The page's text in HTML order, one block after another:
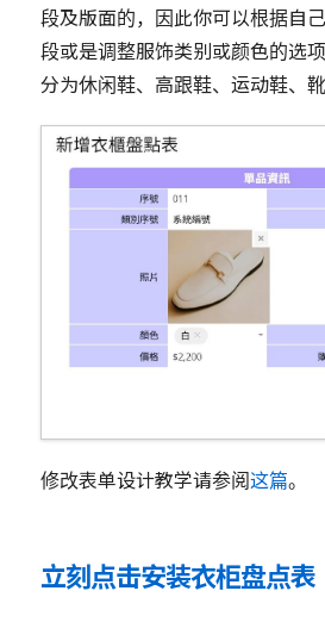
段及版面的，因此你可以根据自
段或是调整服饰类别或颜色的选
分为休闲鞋、高跟鞋、运动鞋、靴
修改表单设计教学请参阅这篇。
立刻点击安装衣柜盘点表